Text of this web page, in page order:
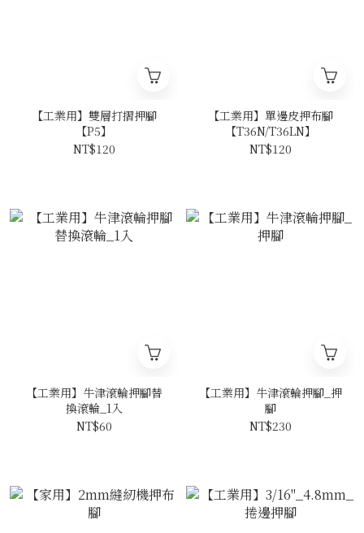
【工業用】雙層打摺押腳
【P5】
NT$120
【工業用】單邊皮押布腳
【T36N/T36LN】
NT$120
【工業用】牛津滾輪押腳替
換滾輪_1入
NT$60
【工業用】牛津滾輪押腳_押
腳
NT$230